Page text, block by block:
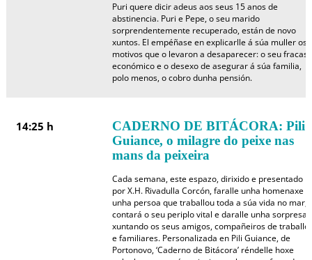
Puri quere dicir adeus aos seus 15 anos de
abstinencia. Puri e Pepe, o seu marido
sorprendentemente recuperado, están de novo
xuntos. El empéñase en explicarlle á súa muller os
motivos que o levaron a desaparecer: o seu fracaso
económico e o desexo de asegurar á súa familia,
polo menos, o cobro dunha pensión.
14:25 h
CADERNO DE BITÁCORA: Pili
Guiance, o milagre do peixe nas
mans da peixeira
Cada semana, este espazo, dirixido e presentado
por X.H. Rivadulla Corcón, faralle unha homenaxe a
unha persoa que traballou toda a súa vida no mar,
contará o seu periplo vital e daralle unha sorpresa
xuntando os seus amigos, compañeiros de traballo
e familiares. Personalizada en Pili Guiance, de
Portonovo, ‘Caderno de Bitácora’ réndelle hoxe